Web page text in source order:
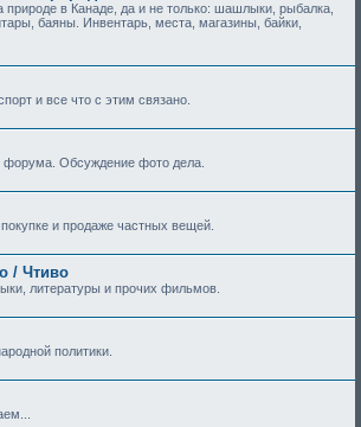
природе в Канаде, да и не только: шашлыки, рыбалка,
баяны. Инвентарь, места, магазины, байки,
и все что с этим связано.
форума. Обсуждение фото дела.
и продаже частных вещей.
/ Чтиво
литературы и прочих фильмов.
политики.